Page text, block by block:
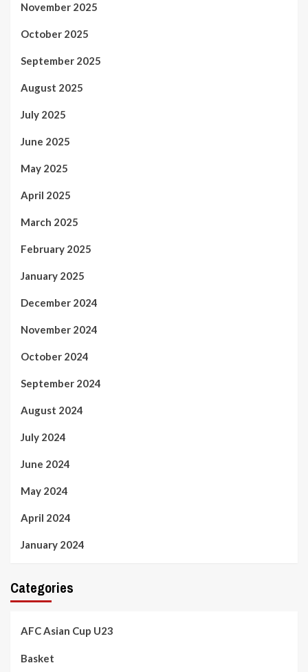
November 2025
October 2025
September 2025
August 2025
July 2025
June 2025
May 2025
April 2025
March 2025
February 2025
January 2025
December 2024
November 2024
October 2024
September 2024
August 2024
July 2024
June 2024
May 2024
April 2024
January 2024
Categories
AFC Asian Cup U23
Basket